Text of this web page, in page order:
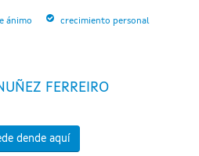
ánimo crecimiento personal
FERREIRO
dende aquí